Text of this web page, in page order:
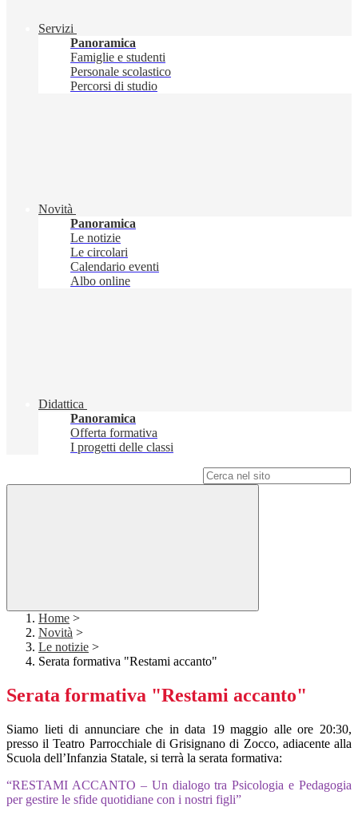
Servizi
Panoramica
Famiglie e studenti
Personale scolastico
Percorsi di studio
Novità
Panoramica
Le notizie
Le circolari
Calendario eventi
Albo online
Didattica
Panoramica
Offerta formativa
I progetti delle classi
Home >
Novità >
Le notizie >
Serata formativa "Restami accanto"
Serata formativa "Restami accanto"
Siamo lieti di annunciare che in data 19 maggio alle ore 20:30,
presso il Teatro Parrocchiale di Grisignano di Zocco, adiacente alla
Scuola dell’Infanzia Statale, si terrà la serata formativa:
“RESTAMI ACCANTO – Un dialogo tra Psicologia e Pedagogia
per gestire le sfide quotidiane con i nostri figli”